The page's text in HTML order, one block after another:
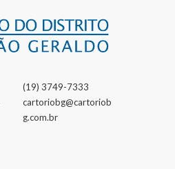
(19) 3749-7333
cartoriobg@cartoriob
g.com.br